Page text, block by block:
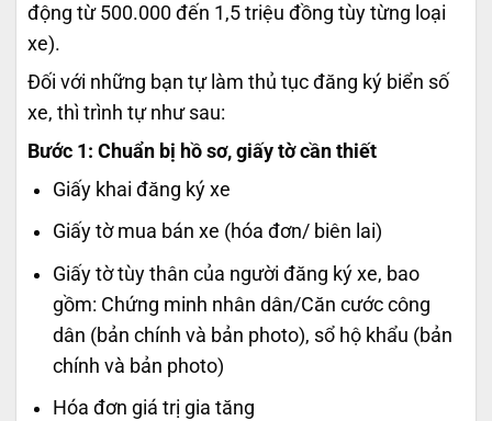
động từ 500.000 đến 1,5 triệu đồng tùy từng loại
xe).
Đối với những bạn tự làm thủ tục đăng ký biển số
xe, thì trình tự như sau:
Bước 1: Chuẩn bị hồ sơ, giấy tờ cần thiết
Giấy khai đăng ký xe
Giấy tờ mua bán xe (hóa đơn/ biên lai)
Giấy tờ tùy thân của người đăng ký xe, bao
gồm: Chứng minh nhân dân/Căn cước công
dân (bản chính và bản photo), sổ hộ khẩu (bản
chính và bản photo)
Hóa đơn giá trị gia tăng